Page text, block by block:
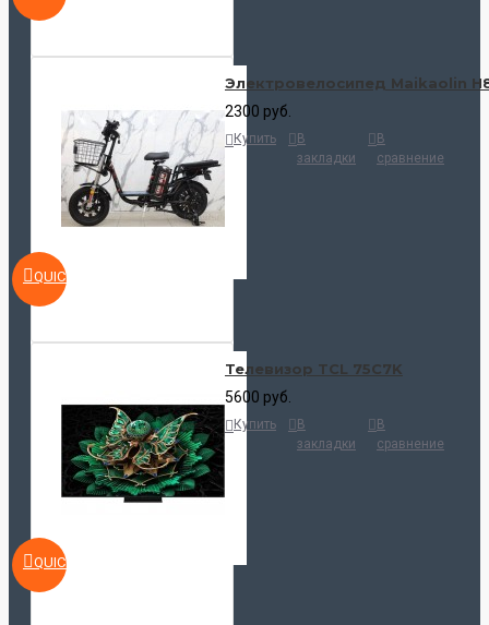
QUICKVIEW
Электровелосипед Maikaolin
2300 руб.
Купить
В
закладки
В
сравнение
QUICKVIEW
Телевизор TCL 75C7K
5600 руб.
Купить
В
закладки
В
сравнение